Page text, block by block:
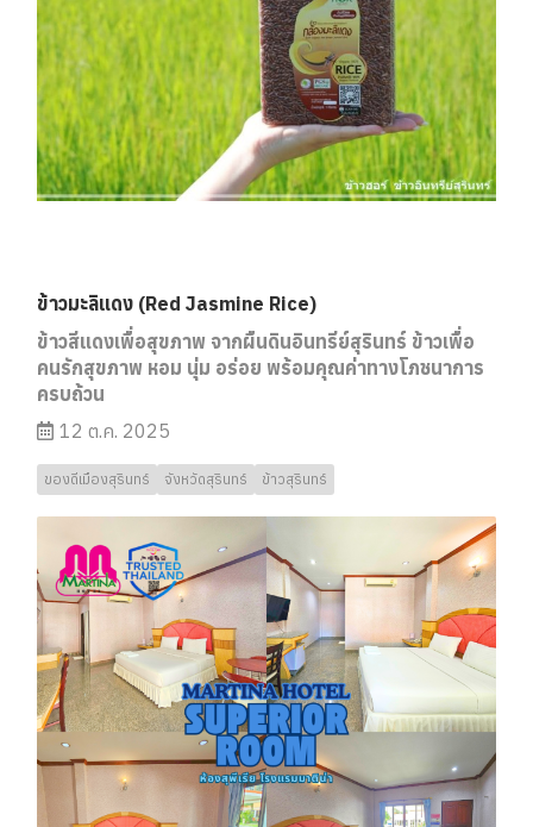
ข้าวมะลิแดง (Red Jasmine Rice)
ข้าวสีแดงเพื่อสุขภาพ จากผืนดินอินทรีย์สุรินทร์ ข้าวเพื่อ
คนรักสุขภาพ หอม นุ่ม อร่อย พร้อมคุณค่าทางโภชนาการ
ครบถ้วน
12 ต.ค. 2025
ของดีเมืองสุรินทร์ จังหวัดสุรินทร์ ข้าวสุรินทร์